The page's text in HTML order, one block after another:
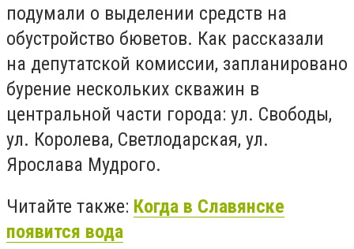
подумали о выделении средств на
обустройство бюветов. Как рассказали
на депутатской комиссии, запланировано
бурение нескольких скважин в
центральной части города: ул. Свободы,
ул. Королева, Светлодарская, ул.
Ярослава Мудрого.
Читайте также: Когда в Славянске
появится вода